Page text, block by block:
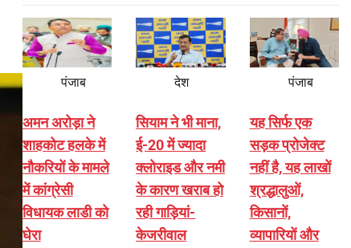
पंजाब
अमन अरोड़ा ने
शाहकोट हलके में
नौकरियों के मामले
में कांग्रेसी
विधायक लाडी को
घेरा
देश
सियाम ने भी माना,
ई-20 में ज्यादा
क्लोराइड और नमी
के कारण खराब हो
रही गाड़ियां-
केजरीवाल
पंजाब
यह सिर्फ एक
सड़क प्रोजेक्ट
नहीं है, यह लाखों
श्रद्धालुओं,
किसानों,
व्यापारियों और